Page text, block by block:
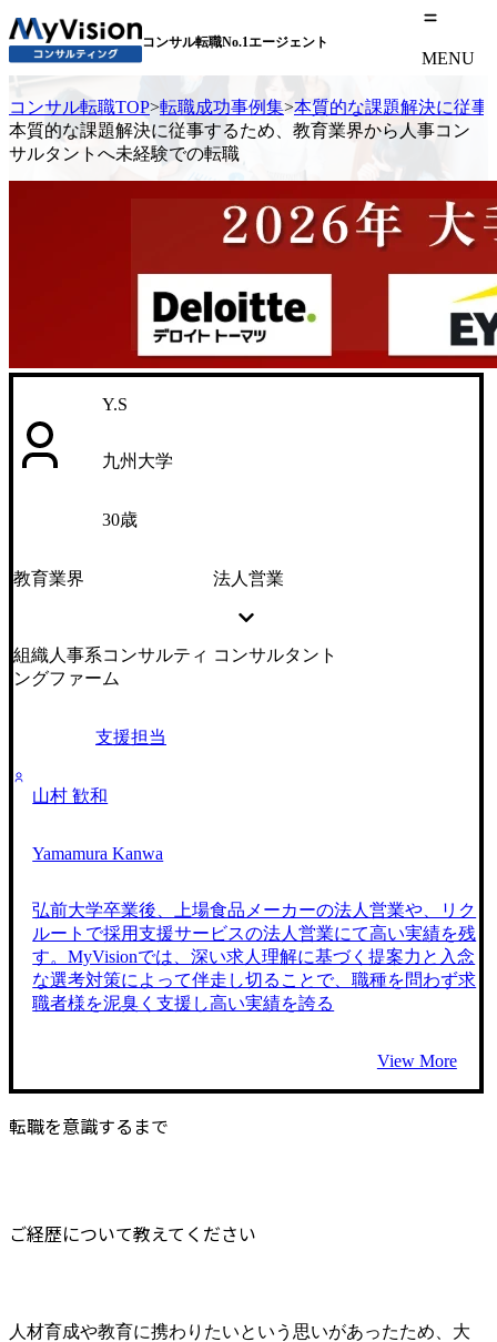
コンサル転職No.1エージェント
MENU
コンサル転職TOP>転職成功事例集>本質的な課題解決に従事
本質的な課題解決に従事するため、教育業界から人事コン
サルタントへ未経験での転職
Y.S
九州大学
30歳
教育業界 法人営業
組織人事系コンサルティ
ングファーム
コンサルタント
支援担当
山村 歓和
Yamamura Kanwa
弘前大学卒業後、上場食品メーカーの法人営業や、リク
ルートで採用支援サービスの法人営業にて高い実績を残
す。MyVisionでは、深い求人理解に基づく提案力と入念
な選考対策によって伴走し切ることで、職種を問わず求
職者様を泥臭く支援し高い実績を誇る
View More
転職を意識するまで
ご経歴について教えてください
人材育成や教育に携わりたいという思いがあったため、大